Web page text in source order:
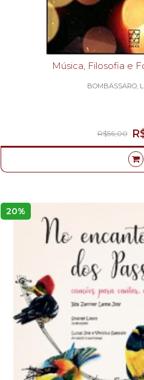
Música, Filosofia e
BOMBASSARO,
R$56,00
20%